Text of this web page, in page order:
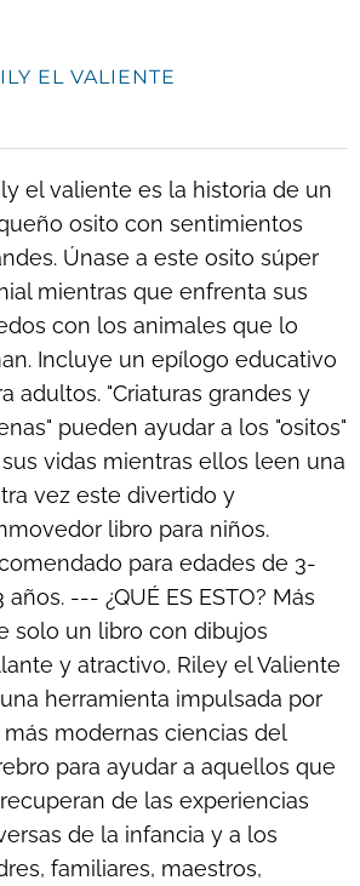
EL VALIENTE
el valiente es la historia de un
osito con sentimientos
Únase a este osito súper
mientras que enfrenta sus
con los animales que lo
Incluye un epílogo educativo
adultos. "Criaturas grandes y
pueden ayudar a los "ositos"
vidas mientras ellos leen una
vez este divertido y
libro para niños.
para edades de 3-
años. --- ¿QUÉ ES ESTO? Más
solo un libro con dibujos
y atractivo, Riley el Valiente
herramienta impulsada por
más modernas ciencias del
para ayudar a aquellos que
de las experiencias
de la infancia y a los
familiares, maestros,